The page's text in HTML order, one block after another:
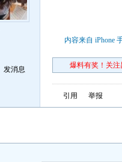
发消息
内容来自 iPhone
爆料有奖！关注
引用 举报